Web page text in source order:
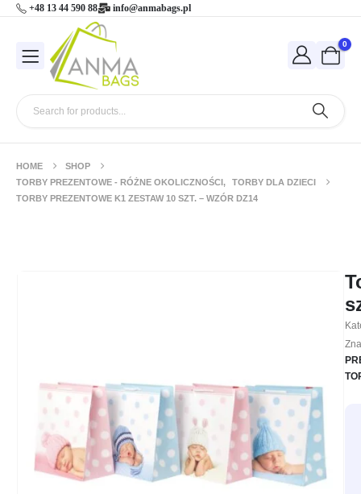
+48 13 44 590 88 info@anmabags.pl
0
HOME
SHOP
TORBY PREZENTOWE - RÓŻNE OKOLICZNOŚCI,
TORBY DLA DZIECI
TORBY PREZENTOWE K1 ZESTAW 10 SZT. – WZÓR DZ14